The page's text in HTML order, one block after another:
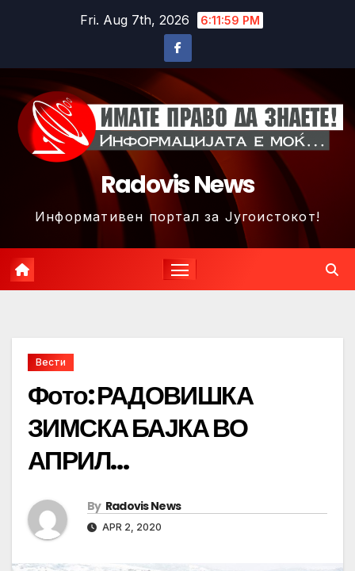
Fri. Aug 7th, 2026 6:12:02 PM
Radovis News
Информативен портал за Југоистокот!
Вести
Фото: РАДОВИШКА
ЗИМСКА БАЈКА ВО
АПРИЛ…
By Radovis News
APR 2, 2020